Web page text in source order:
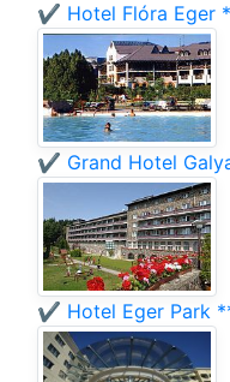
✔️ Hotel Flóra Eger
✔️ Grand Hotel
✔️ Hotel Eger Park